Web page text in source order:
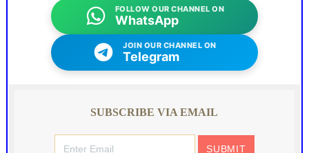
FOLLOW OUR CHANNEL ON
WhatsApp
JOIN OUR CHANNEL ON
Telegram
SUBSCRIBE VIA EMAIL